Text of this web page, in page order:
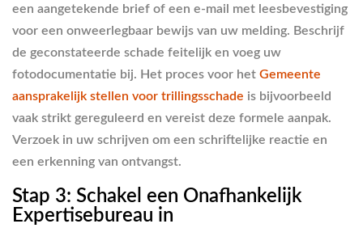
een aangetekende brief of een e-mail met leesbevestiging
voor een onweerlegbaar bewijs van uw melding. Beschrijf
de geconstateerde schade feitelijk en voeg uw
fotodocumentatie bij. Het proces voor het Gemeente
aansprakelijk stellen voor trillingsschade is bijvoorbeeld
vaak strikt gereguleerd en vereist deze formele aanpak.
Verzoek in uw schrijven om een schriftelijke reactie en
een erkenning van ontvangst.
Stap 3: Schakel een Onafhankelijk
Expertisebureau in